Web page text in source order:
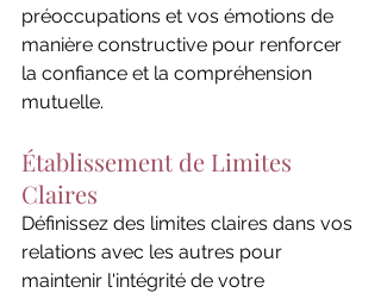
préoccupations et vos émotions de
manière constructive pour renforcer
la confiance et la compréhension
mutuelle.
Établissement de Limites
Claires
Définissez des limites claires dans vos
relations avec les autres pour
maintenir l'intégrité de votre